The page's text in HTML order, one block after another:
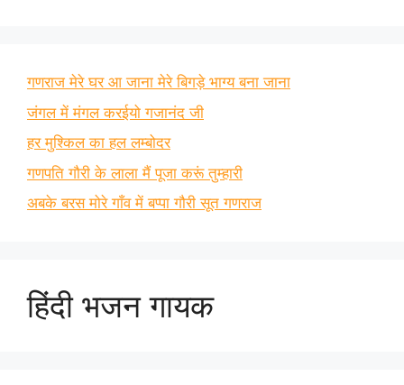
गणराज मेरे घर आ जाना मेरे बिगड़े भाग्य बना जाना
जंगल में मंगल करईयो गजानंद जी
हर मुश्किल का हल लम्बोदर
गणपति गौरी के लाला मैं पूजा करूं तुम्हारी
अबके बरस मोरे गाँव में बप्पा गौरी सूत गणराज
हिंदी भजन गायक